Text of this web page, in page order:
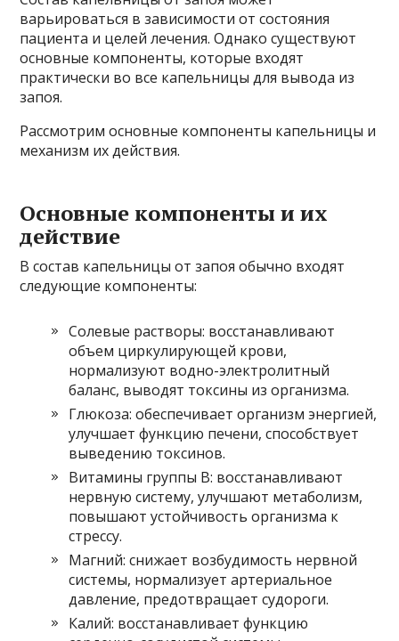
варьироваться в зависимости от состояния
пациента и целей лечения. Однако существуют
основные компоненты, которые входят
практически во все капельницы для вывода из
запоя.
Рассмотрим основные компоненты капельницы и
механизм их действия.
Основные компоненты и их
действие
В состав капельницы от запоя обычно входят
следующие компоненты:
Солевые растворы: восстанавливают
объем циркулирующей крови,
нормализуют водно-электролитный
баланс, выводят токсины из организма.
Глюкоза: обеспечивает организм энергией,
улучшает функцию печени, способствует
выведению токсинов.
Витамины группы B: восстанавливают
нервную систему, улучшают метаболизм,
повышают устойчивость организма к
стрессу.
Магний: снижает возбудимость нервной
системы, нормализует артериальное
давление, предотвращает судороги.
Калий: восстанавливает функцию